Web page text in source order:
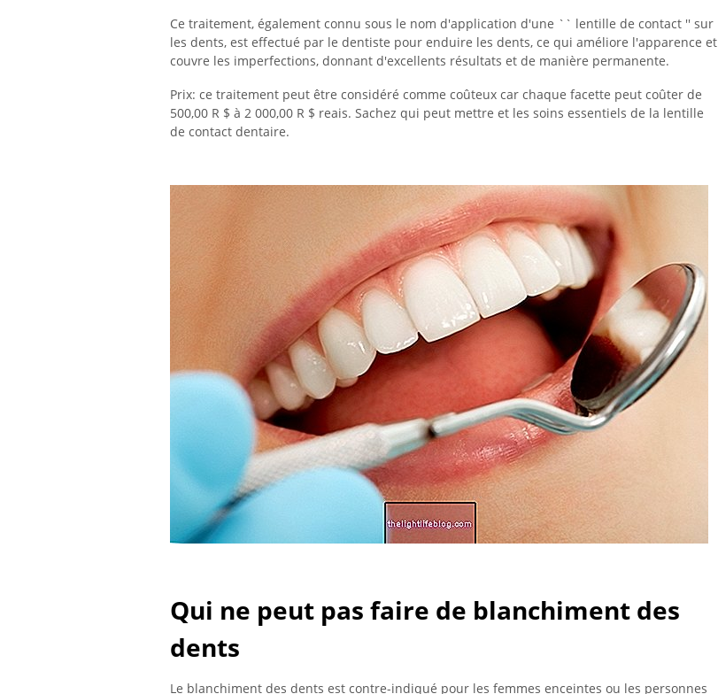
Ce traitement, également connu sous le nom d'application d'une `` lentille de contact '' sur
les dents, est effectué par le dentiste pour enduire les dents, ce qui améliore l'apparence et
couvre les imperfections, donnant d'excellents résultats et de manière permanente.
Prix: ce traitement peut être considéré comme coûteux car chaque facette peut coûter de
500,00 R $ à 2 000,00 R $ reais. Sachez qui peut mettre et les soins essentiels de la lentille
de contact dentaire.
Qui ne peut pas faire de blanchiment des
dents
Le blanchiment des dents est contre-indiqué pour les femmes enceintes ou les personnes